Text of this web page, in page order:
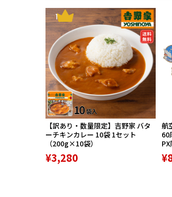
シャリっとした肌ざわりが特長
熱伝導率が高く、体の熱を奪い
そんな高温多湿の日本の夏に適
今回は数多くある麻寝具の中か
麻工業の手掛ける「洗えるリネ
上質なフランス製のリネンを使
1
【訳あり・数量限定】吉野家 バタ
ーチキンカレー 10袋 1セット
（200g×10袋）
¥3,280
航
60